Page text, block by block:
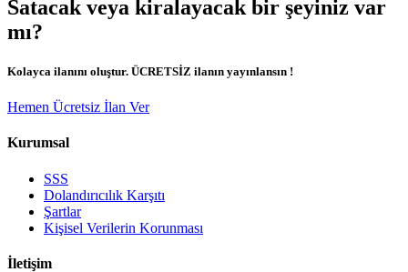
Satacak veya kiralayacak bir şeyiniz var
mı?
Kolayca ilanını oluştur. ÜCRETSİZ ilanın yayınlansın !
Hemen Ücretsiz İlan Ver
Kurumsal
SSS
Dolandırıcılık Karşıtı
Şartlar
Kişisel Verilerin Korunması
İletişim